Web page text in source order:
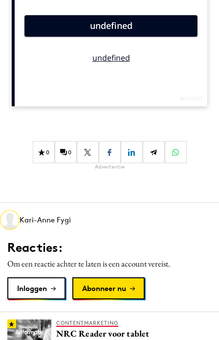
Carriere
Design
Diversiteit
Effectiviteit
Martech
Media
Merkstrategie
Purpose Marketing
Reputatie & crisis
0 0
Advertentie
Kari-Anne Fygi
Reacties:
Om een reactie achter te laten is een account vereist.
Inloggen Abonneer nu
CONTENTMARKETING
NRC Reader voor tablet